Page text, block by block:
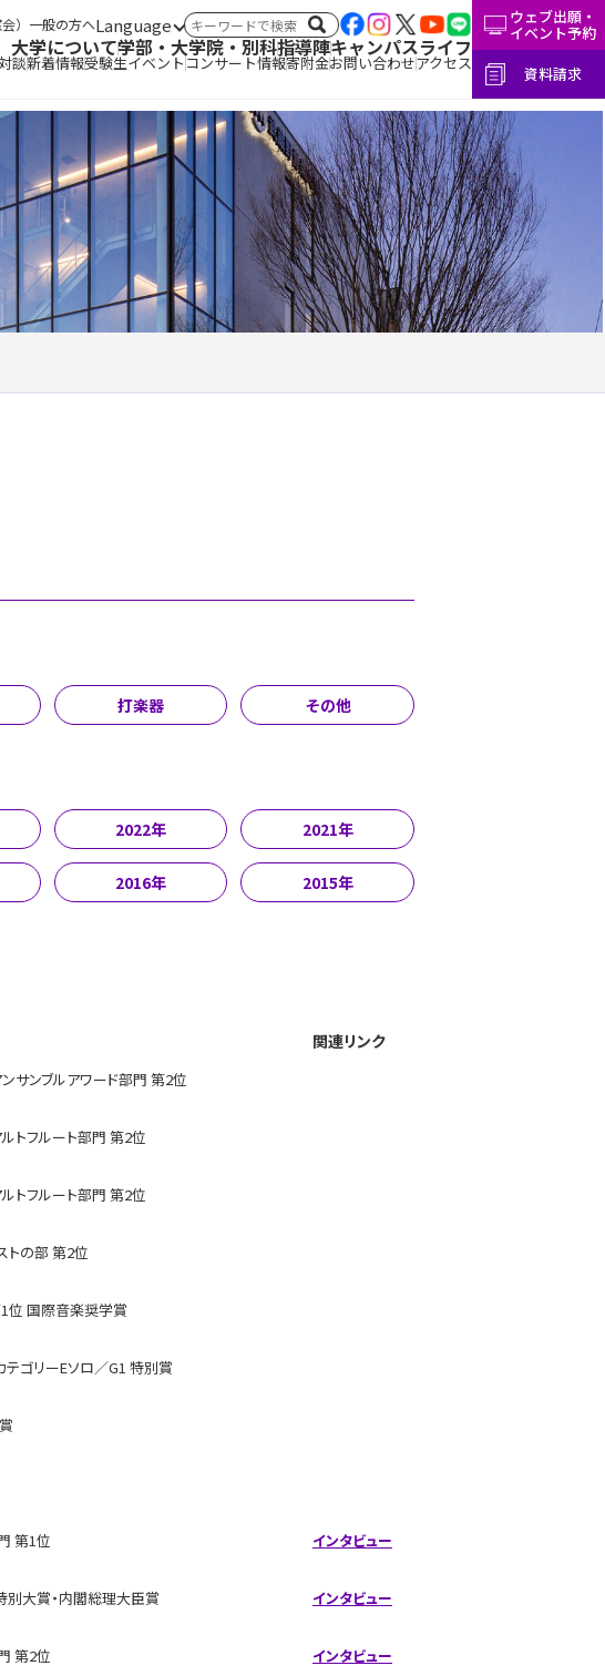
） 一般の方へ言語切替 サイト内検索
大学について学部・大学院・別科指導陣キャンパスライフ
談新着情報受験生イベントコンサート情報寄附金お問い合わせアクセス
ウェブ出願・
イベント予約
資料請求
打楽器 その他
2022年 2021年
2016年 2015年
関連リンク
サンブルアワード部門 第2位
トフルート部門 第2位
トフルート部門 第2位
トの部 第2位
位 国際音楽奨学賞
テゴリーEソロ／G1 特別賞
第1位 インタビュー
大賞・内閣総理大臣賞 インタビュー
第2位 インタビュー